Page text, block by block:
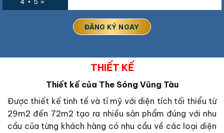
4 + 5 =
THIẾT KẾ
Thiết kế của The Sóng Vũng Tàu
Được thiết kế tinh tế và tỉ mỹ với diện tích tối thiểu từ
29m2 đến 72m2 tạo ra nhiều sản phẩm đúng với nhu
cầu của từng khách hàng có nhu cầu về các loại diện